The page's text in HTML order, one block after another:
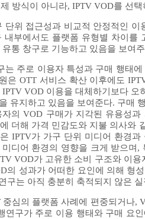
방식이 아니라, IPTV VOD를 선
단위 접근성과 비교적 안정적인
내부에서도 플랫폼 유형별 차이
통 창구로 기능하고 있음을 보여
는 주로 이용자 특성과 구매 행태
은 OTT 서비스 확산 이후에도
VOD 이용을 대체하기보다
유지하고 있음을 보여준다. 구매
의 VOD 구매가 지각된 유용성
더해 가격 민감도와 지불 의사와
IPTV가 가구 단위 미디어 환경
디어 환경의 영향을 크게 받으며
VOD가 고유한 소비 구조와 이
의 성과가 어떠한 요인에 의해 형
구는 아직 충분히 축적되지 않은
심의 플랫폼 사례에 편중되거나
연구가 주로 이용 행태와 구매 요